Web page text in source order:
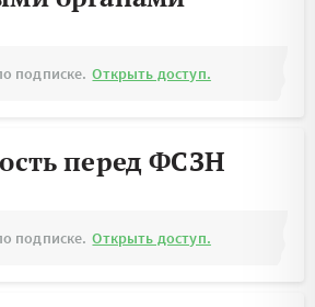
подписке. Открыть доступ.
перед ФСЗН
подписке. Открыть доступ.